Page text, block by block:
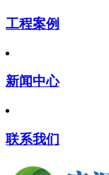
工程案例
新闻中心
联系我们